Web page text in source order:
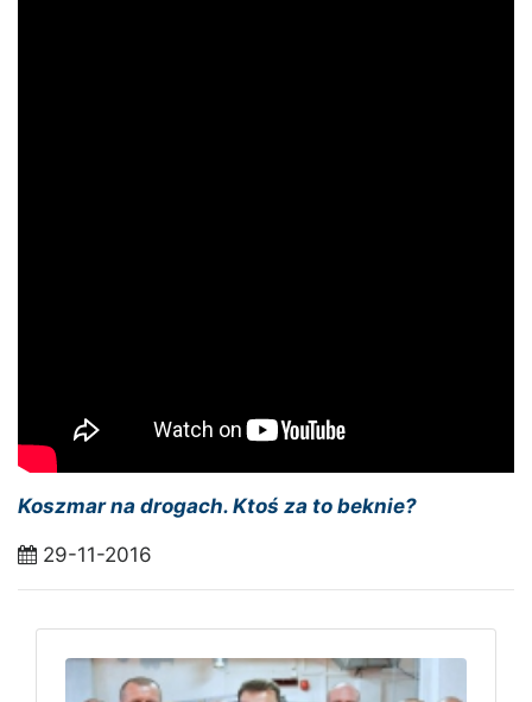
Koszmar na drogach. Ktoś za to beknie?
29-11-2016